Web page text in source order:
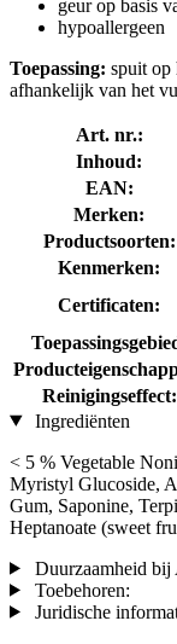
geur op basis
hypoallergeen
Toepassing: spuit op
afhankelijk van het
Art. nr.:
Inhoud:
EAN:
Merken:
Productsoorten:
Kenmerken:
Certificaten:
Reinigingseffect:
Ingrediënten
< 5 % Vegetable
Myristyl Glucoside,
Gum, Saponine,
Heptanoate (sweet
Duurzaamheid
Toebehoren:
Juridische